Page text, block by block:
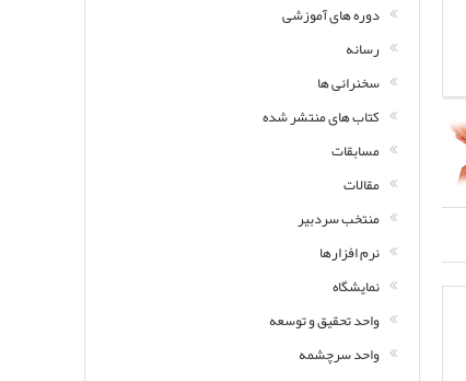
دوره های آموزشی
رسانه
سخنرانی ها
کتاب های منتشر شده
مسابقات
مقالات
منتخب سردبیر
نرم افزارها
نمایشگاه
واحد تحقیق و توسعه
واحد سرچشمه